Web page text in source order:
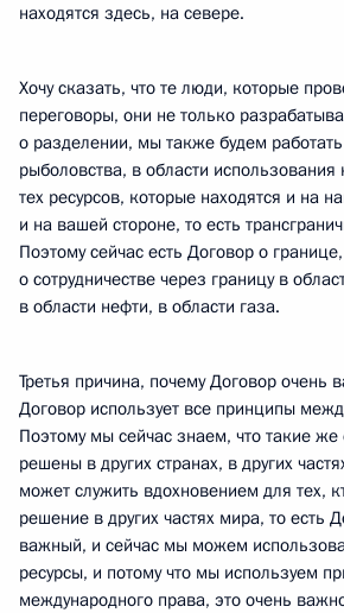
находятся здесь, на севере.
Хочу сказать, что те люди, которые
переговоры, они не только
о разделении, мы также будем
рыболовства, в области
тех ресурсов, которые находятся и на
и на вашей стороне, то есть
Поэтому сейчас есть Договор о
о сотрудничестве через границу в
в области нефти, в области газа.
Третья причина, почему Договор очень
Договор использует все принципы
Поэтому мы сейчас знаем, что такие же
решены в других странах, в других
может служить вдохновением для тех,
решение в других частях мира, то есть
важный, и сейчас мы можем
ресурсы, и потому что мы используем
международного права, это очень